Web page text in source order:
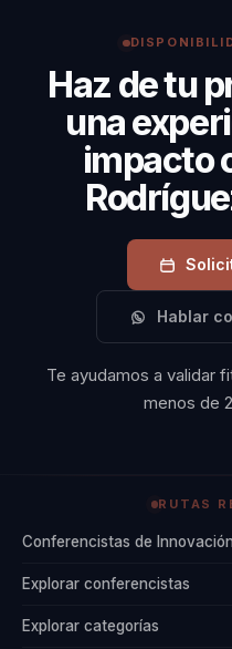
Haz de tu
una
impacto
Hablar
Te ayudamos a validar
menos de
RUTAS
Conferencistas de Innovación
Explorar conferencistas
Explorar categorías